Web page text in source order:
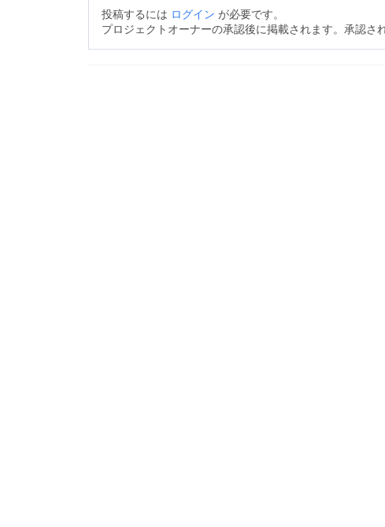
投稿するには ログイン が必要です。
プロジェクトオーナーの承認後に掲載されます。承認さ